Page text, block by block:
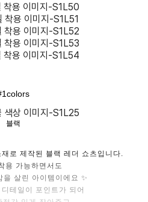
블랙
로 제작된 블랙 레더 쇼츠입니다.
용 가능하면서도
을 살린 아이템이에요 ✨
테일이 포인트가 되어